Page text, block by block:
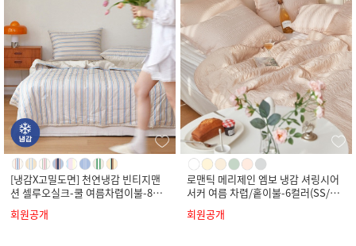
[냉감X고밀도면] 천연냉감 빈티지맨
션 셀루오실크-쿨 여름차렵이불-8컬
러(SS/Q/K)
회원공개
로맨틱 메리제인 엠보 냉감 셔링시어
서커 여름 차렵/홑이불-6컬러(SS/Q/
K)
회원공개